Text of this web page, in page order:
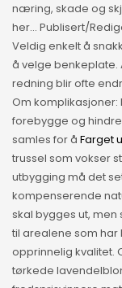
næring, skade og
her… Publisert/
Veldig enkelt å
å velge benkeplate.
redning blir ofte
Om komplikasjoner:
forebygge og
samles for å Farget
trussel som vokser
utbygging må det
kompenserende
skal bygges ut,
til arealene som har
opprinnelig kvalitet.
tørkede